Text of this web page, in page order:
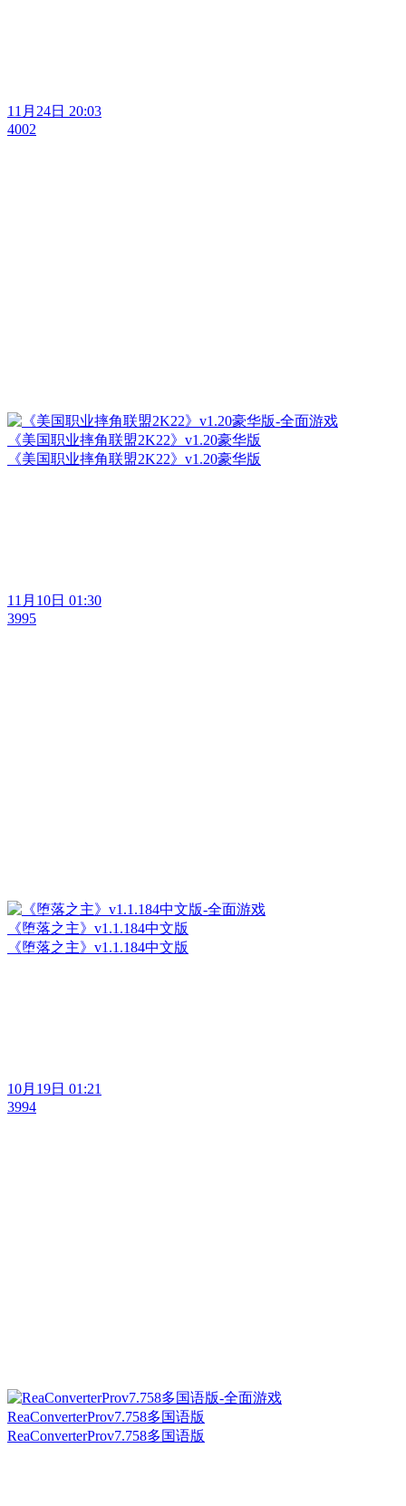
11月24日 20:03
4002
《美国职业摔角联盟2K22》v1.20豪华版
《美国职业摔角联盟2K22》v1.20豪华版
11月10日 01:30
3995
《堕落之主》v1.1.184中文版
《堕落之主》v1.1.184中文版
10月19日 01:21
3994
ReaConverterProv7.758多国语版
ReaConverterProv7.758多国语版